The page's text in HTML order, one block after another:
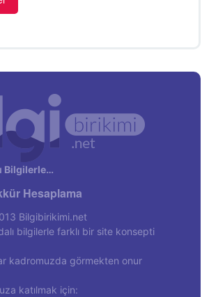
Bilgilerle…
Hesaplama
Bilgibirikimi.net
bilgilerle farklı bir site konsepti
kadromuzda görmekten onur
katılmak için: